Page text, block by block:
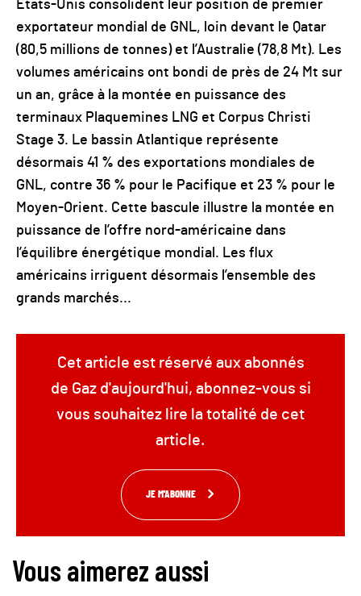
États-Unis consolident leur position de premier
exportateur mondial de GNL, loin devant le Qatar
(80,5 millions de tonnes) et l’Australie (78,8 Mt). Les
volumes américains ont bondi de près de 24 Mt sur
un an, grâce à la montée en puissance des
terminaux Plaquemines LNG et Corpus Christi
Stage 3. Le bassin Atlantique représente
désormais 41 % des exportations mondiales de
GNL, contre 36 % pour le Pacifique et 23 % pour le
Moyen-Orient. Cette bascule illustre la montée en
puissance de l’offre nord-américaine dans
l’équilibre énergétique mondial. Les flux
américains irriguent désormais l’ensemble des
grands marchés...
Cet article est réservé aux abonnés
de Gaz d'aujourd'hui, abonnez-vous si
vous souhaitez lire la totalité de cet
article.
JE M'ABONNE
Vous aimerez aussi